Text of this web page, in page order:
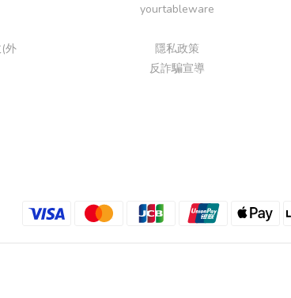
外
yourtableware
隱私政策
反詐騙宣導